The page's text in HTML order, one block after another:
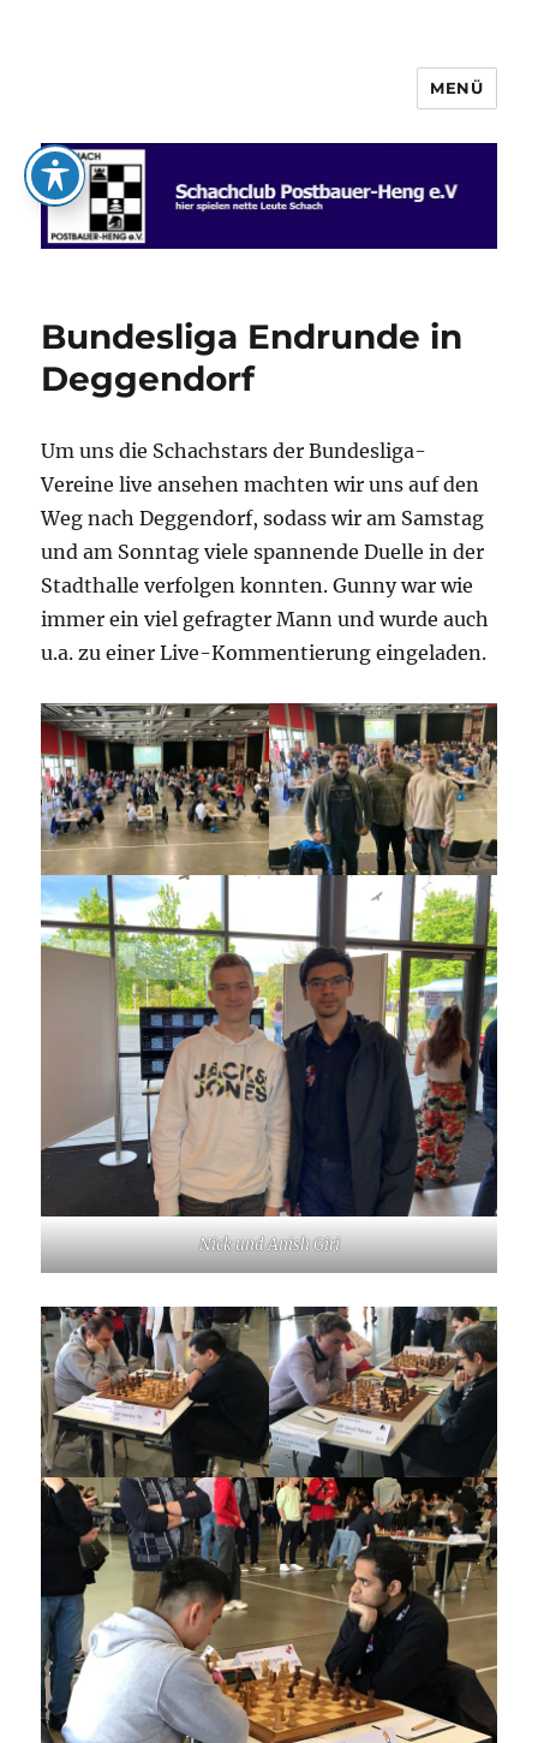
Schachclub Postbauer-Heng e.V.
MENÜ
Bundesliga Endrunde in
Deggendorf
Um uns die Schachstars der Bundesliga-
Vereine live ansehen machten wir uns auf den
Weg nach Deggendorf, sodass wir am Samstag
und am Sonntag viele spannende Duelle in der
Stadthalle verfolgen konnten. Gunny war wie
immer ein viel gefragter Mann und wurde auch
u.a. zu einer Live-Kommentierung eingeladen.
Nick und Anish Giri